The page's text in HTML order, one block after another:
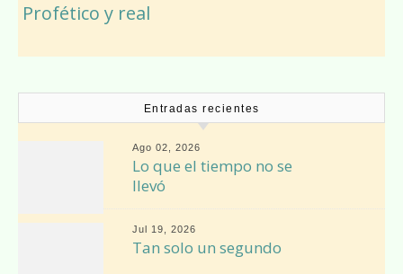
Profético y real
Entradas recientes
Ago 02, 2026
Lo que el tiempo no se
llevó
Jul 19, 2026
Tan solo un segundo